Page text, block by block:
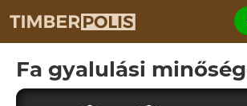
Fa gyalulási